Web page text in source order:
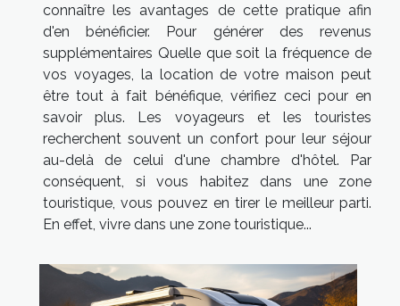
connaître les avantages de cette pratique afin
d'en bénéficier. Pour générer des revenus
supplémentaires Quelle que soit la fréquence de
vos voyages, la location de votre maison peut
être tout à fait bénéfique, vérifiez ceci pour en
savoir plus. Les voyageurs et les touristes
recherchent souvent un confort pour leur séjour
au-delà de celui d'une chambre d'hôtel. Par
conséquent, si vous habitez dans une zone
touristique, vous pouvez en tirer le meilleur parti.
En effet, vivre dans une zone touristique...